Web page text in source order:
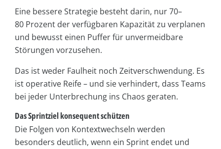
Eine bessere Strategie besteht darin, nur 70–
80 Prozent der verfügbaren Kapazität zu verplanen
und bewusst einen Puffer für unvermeidbare
Störungen vorzusehen.
Das ist weder Faulheit noch Zeitverschwendung. Es
ist operative Reife – und sie verhindert, dass Teams
bei jeder Unterbrechung ins Chaos geraten.
Das Sprintziel konsequent schützen
Die Folgen von Kontextwechseln werden
besonders deutlich, wenn ein Sprint endet und